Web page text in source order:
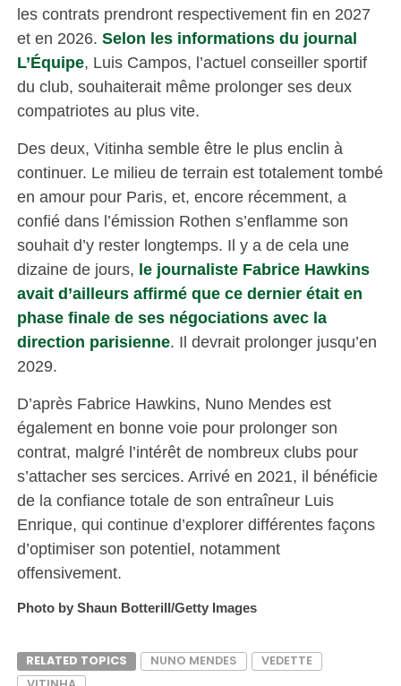
les contrats prendront respectivement fin en 2027
et en 2026. Selon les informations du journal
L’Équipe, Luis Campos, l’actuel conseiller sportif
du club, souhaiterait même prolonger ses deux
compatriotes au plus vite.
Des deux, Vitinha semble être le plus enclin à
continuer. Le milieu de terrain est totalement tombé
en amour pour Paris, et, encore récemment, a
confié dans l’émission Rothen s’enflamme son
souhait d’y rester longtemps. Il y a de cela une
dizaine de jours, le journaliste Fabrice Hawkins
avait d’ailleurs affirmé que ce dernier était en
phase finale de ses négociations avec la
direction parisienne. Il devrait prolonger jusqu’en
2029.
D’après Fabrice Hawkins, Nuno Mendes est
également en bonne voie pour prolonger son
contrat, malgré l’intérêt de nombreux clubs pour
s’attacher ses sercices. Arrivé en 2021, il bénéficie
de la confiance totale de son entraîneur Luis
Enrique, qui continue d’explorer différentes façons
d’optimiser son potentiel, notamment
offensivement.
Photo by Shaun Botterill/Getty Images
RELATED TOPICS NUNO MENDES
VEDETTE